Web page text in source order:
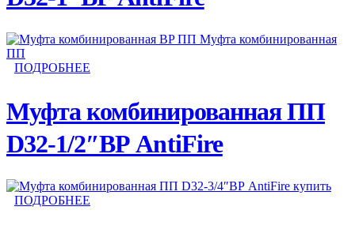
ПОДРОБНЕЕ
Муфта комбинированная ПП
D32-1/2″ВР AntiFire
ПОДРОБНЕЕ